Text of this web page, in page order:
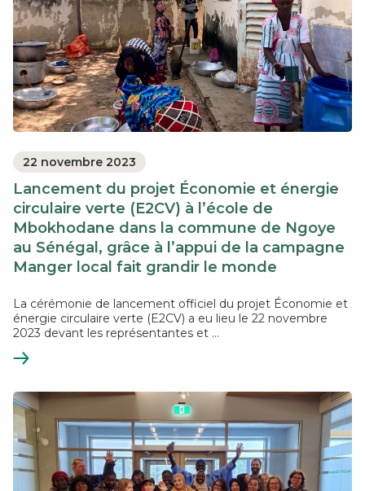
22 novembre 2023
Lancement du projet Économie et énergie
circulaire verte (E2CV) à l’école de
Mbokhodane dans la commune de Ngoye
au Sénégal, grâce à l’appui de la campagne
Manger local fait grandir le monde
La cérémonie de lancement officiel du projet Économie et
énergie circulaire verte (E2CV) a eu lieu le 22 novembre
2023 devant les représentantes et ...
En
plus